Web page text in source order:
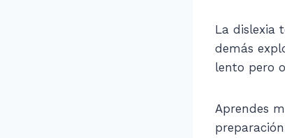
La dislexia
demás
lento pero
Aprendes